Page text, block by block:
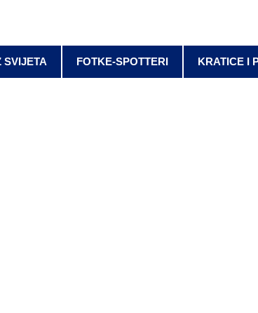
SVIJETA FOTKE-SPOTTERI KRATICE I